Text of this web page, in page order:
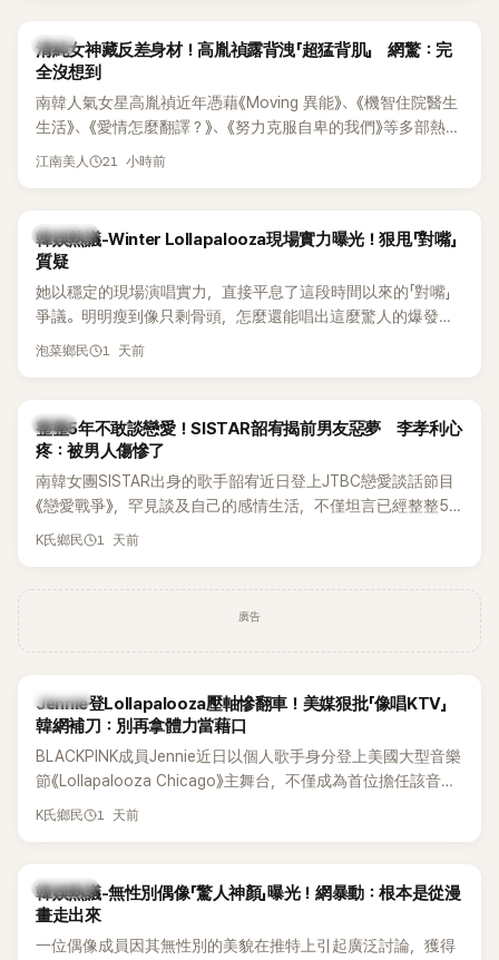
韓星
清純女神藏反差身材！高胤禎露背洩「超猛背肌」 網驚：完
全沒想到
南韓人氣女星高胤禎近年憑藉《Moving 異能》、《機智住院醫生
生活》、《愛情怎麼翻譯？》、《努力克服自卑的我們》等多部熱門
作品，躍升為韓劇新一代女神代表，不僅演技備受肯定，精緻
細身材下的超狂背肌與肩膀線條，反差感十足，讓不少網友看
傻直呼：「原來她身材這麼猛！」
江南美人 21 小時前
熱議討論
韓娛熱議-Winter Lollapalooza現場實力曝光！狠甩「對嘴」
質疑
她以穩定的現場演唱實力，直接平息了這段時間以來的「對嘴」
爭議。明明瘦到像只剩骨頭，怎麼還能唱出這麼驚人的爆發力
和音量？
泡菜鄉民 1 天前
韓星
整整5年不敢談戀愛！SISTAR韶宥揭前男友惡夢 李孝利心
疼：被男人傷慘了
南韓女團SISTAR出身的歌手韶宥近日登上JTBC戀愛談話節目
《戀愛戰爭》，罕見談及自己的感情生活，不僅坦言已經整整5
年沒有談戀愛，更首度透露空窗至今的原因，全與上一段戀情
K氏鄉民 1 天前
廣告
K-POP
Jennie登Lollapalooza壓軸慘翻車！美媒狠批「像唱KTV」
韓網補刀：別再拿體力當藉口
BLACKPINK成員Jennie近日以個人歌手身分登上美國大型音樂
節《Lollapalooza Chicago》主舞台，不僅成為首位擔任該音樂
節Headliner（壓軸主秀）的K-POP女SOLO歌手，寫下全新紀
形容整場演出「就像一場豪華KTV」。
K氏鄉民 1 天前
熱議討論
韓娛熱議-無性別偶像「驚人神顏」曝光！網暴動：根本是從漫
畫走出來
一位偶像成員因其無性別的美貌在推特上引起廣泛討論，獲得